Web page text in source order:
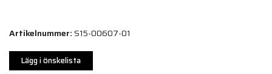
Artikelnummer:S15-00607-01
Lägg i önskelista